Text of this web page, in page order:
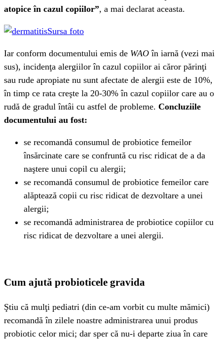
atopice în cazul copiilor”, a mai declarat aceasta.
Sursa foto
Iar conform documentului emis de WAO în iarnă (vezi mai
sus), incidenţa alergiilor în cazul copiilor ai căror părinţi
sau rude apropiate nu sunt afectate de alergii este de 10%,
în timp ce rata creşte la 20-30% în cazul copiilor care au o
rudă de gradul întâi cu astfel de probleme. Concluziile
documentului au fost:
se recomandă consumul de probiotice femeilor
însărcinate care se confruntă cu risc ridicat de a da
naştere unui copil cu alergii;
se recomandă consumul de probiotice femeilor care
alăptează copii cu risc ridicat de dezvoltare a unei
alergii;
se recomandă administrarea de probiotice copiilor cu
risc ridicat de dezvoltare a unei alergii.
Cum ajută probioticele gravida
Ştiu că mulţi pediatri (din ce-am vorbit cu multe mămici)
recomandă în zilele noastre administrarea unui produs
probiotic celor mici; dar sper că nu-i departe ziua în care